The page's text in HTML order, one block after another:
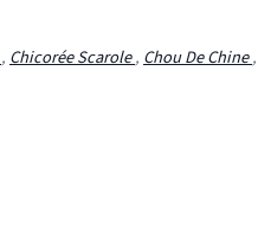
, Chicorée Scarole, Chou De Chine,